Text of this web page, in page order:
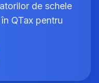
de schele
QTax pentru